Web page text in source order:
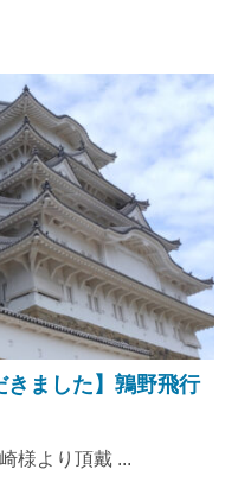
きました】鶉野飛行
様より頂戴 ...